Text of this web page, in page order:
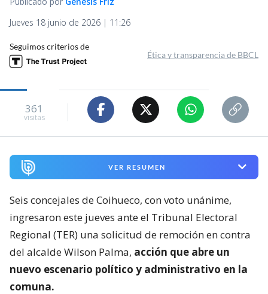
Jueves 18 junio de 2026 | 11:26
Seguimos criterios de
Ética y transparencia de BBCL
361
visitas
VER RESUMEN
Seis concejales de Coihueco, con voto unánime,
ingresaron este jueves ante el Tribunal Electoral
Regional (TER) una solicitud de remoción en contra
del alcalde Wilson Palma, acción que abre un
nuevo escenario político y administrativo en la
comuna.